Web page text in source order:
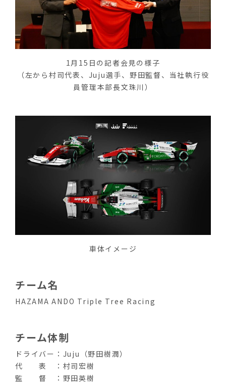
1月15日の記者会見の様子
（左から村司代表、Juju選手、野田監督、当社執行役
員管理本部長文珠川）
車体イメージ
チーム名
HAZAMA ANDO Triple Tree Racing
チーム体制
ドライバー： Juju
（野田樹潤）
代 表 ：村司宏樹
監 督 ：野田英樹